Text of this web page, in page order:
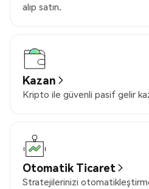
alıp satın.
Kazan
Kripto ile güvenli pasif gelir
Otomatik Ticaret
Stratejilerinizi